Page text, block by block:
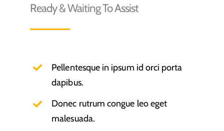
Ready & Waiting To Assist
Pellentesque in ipsum id orci porta
dapibus.
Donec rutrum congue leo eget
malesuada.